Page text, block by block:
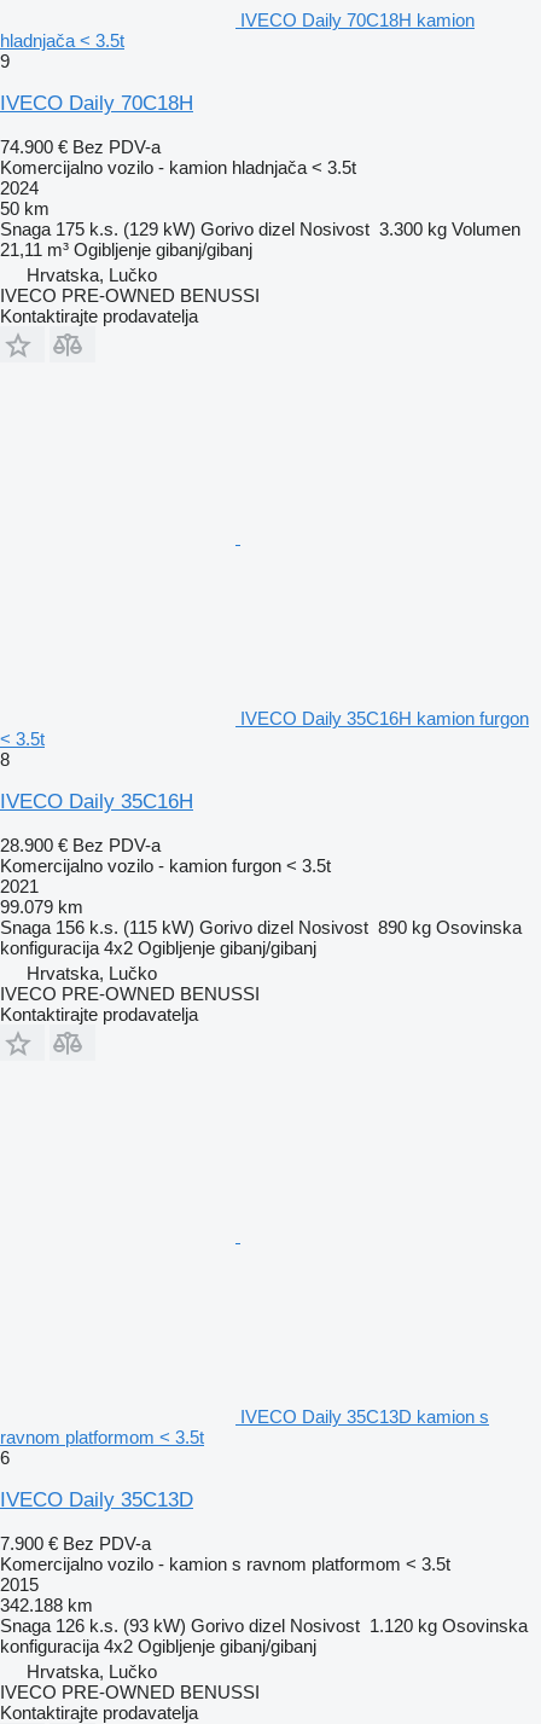
IVECO Daily 70C18H kamion
hladnjača < 3.5t
9
IVECO Daily 70C18H
74.900 € Bez PDV-a
Komercijalno vozilo - kamion hladnjača < 3.5t
2024
50 km
Snaga 175 k.s. (129 kW) Gorivo dizel Nosivost 3.300 kg Volumen
21,11 m³ Ogibljenje gibanj/gibanj
Hrvatska, Lučko
IVECO PRE-OWNED BENUSSI
Kontaktirajte prodavatelja
IVECO Daily 35C16H kamion furgon
< 3.5t
8
IVECO Daily 35C16H
28.900 € Bez PDV-a
Komercijalno vozilo - kamion furgon < 3.5t
2021
99.079 km
Snaga 156 k.s. (115 kW) Gorivo dizel Nosivost 890 kg Osovinska
konfiguracija 4x2 Ogibljenje gibanj/gibanj
Hrvatska, Lučko
IVECO PRE-OWNED BENUSSI
Kontaktirajte prodavatelja
IVECO Daily 35C13D kamion s
ravnom platformom < 3.5t
6
IVECO Daily 35C13D
7.900 € Bez PDV-a
Komercijalno vozilo - kamion s ravnom platformom < 3.5t
2015
342.188 km
Snaga 126 k.s. (93 kW) Gorivo dizel Nosivost 1.120 kg Osovinska
konfiguracija 4x2 Ogibljenje gibanj/gibanj
Hrvatska, Lučko
IVECO PRE-OWNED BENUSSI
Kontaktirajte prodavatelja